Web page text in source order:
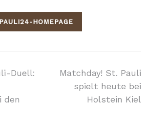
HOMEPAGE
Duell:
den
Matchday! St. Pauli
spielt heute bei
Holstein Kiel